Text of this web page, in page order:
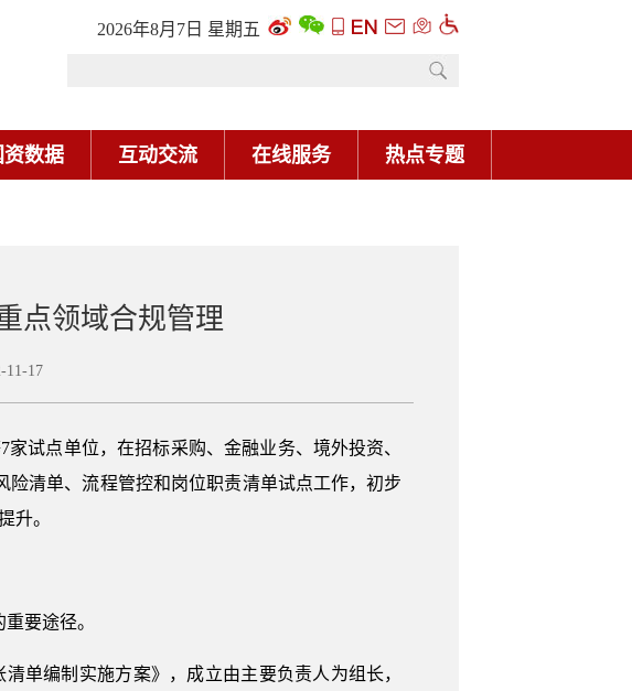
点领域合规管理
17
试点单位，在招标采购、金融业务、境外投资、
清单、流程管控和岗位职责清单试点工作，初步
升。
要途径。
单编制实施方案》，成立由主要负责人为组长，